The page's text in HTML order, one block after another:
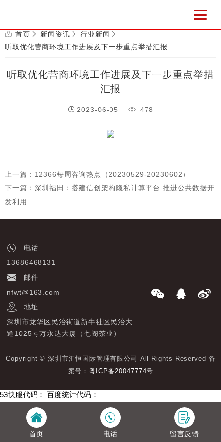
首页 新闻资讯
行业新闻
听取优化营商环境工作进展及下一步重点举措汇报
听取优化营商环境工作进展及下一步重点举措
汇报
2023-06-05 478
上一篇：12366每周咨询热点（20230529-20230602）
下一篇：深圳福田：搭建信创架构隐私计算平台 推进公共数据开
发利用
电话
13686468131
邮件
nfwt@163.com
地址
深圳市龙华区民治街道新牛社区民治大
道1025号万永达大厦（七阁茶业）
Copyright © 深圳市汇恒国际管理有限公司 All Rights Reserved 备
案号： 粤ICP备20047774号
首页 电话 留言反馈
53快服代码： 百度统计代码：